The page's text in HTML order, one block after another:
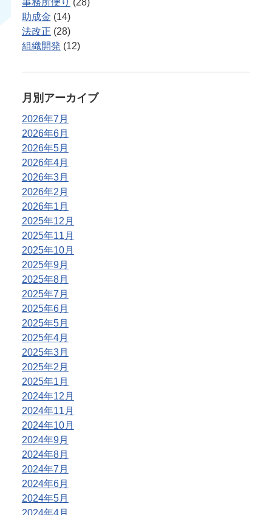
事務所便り (28)
助成金 (14)
法改正 (28)
組織開発 (12)
月別アーカイブ
2026年7月
2026年6月
2026年5月
2026年4月
2026年3月
2026年2月
2026年1月
2025年12月
2025年11月
2025年10月
2025年9月
2025年8月
2025年7月
2025年6月
2025年5月
2025年4月
2025年3月
2025年2月
2025年1月
2024年12月
2024年11月
2024年10月
2024年9月
2024年8月
2024年7月
2024年6月
2024年5月
2024年4月